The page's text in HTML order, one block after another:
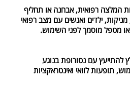
המלצה רפואית, אבחנה או תחליף
מניקות, ילדים ואנשים עם מצב רפואי
מטפל מוסמך לפני השימוש.
להתייעץ עם נטורופת בנוגע
תופעות לוואי ואינטראקציות